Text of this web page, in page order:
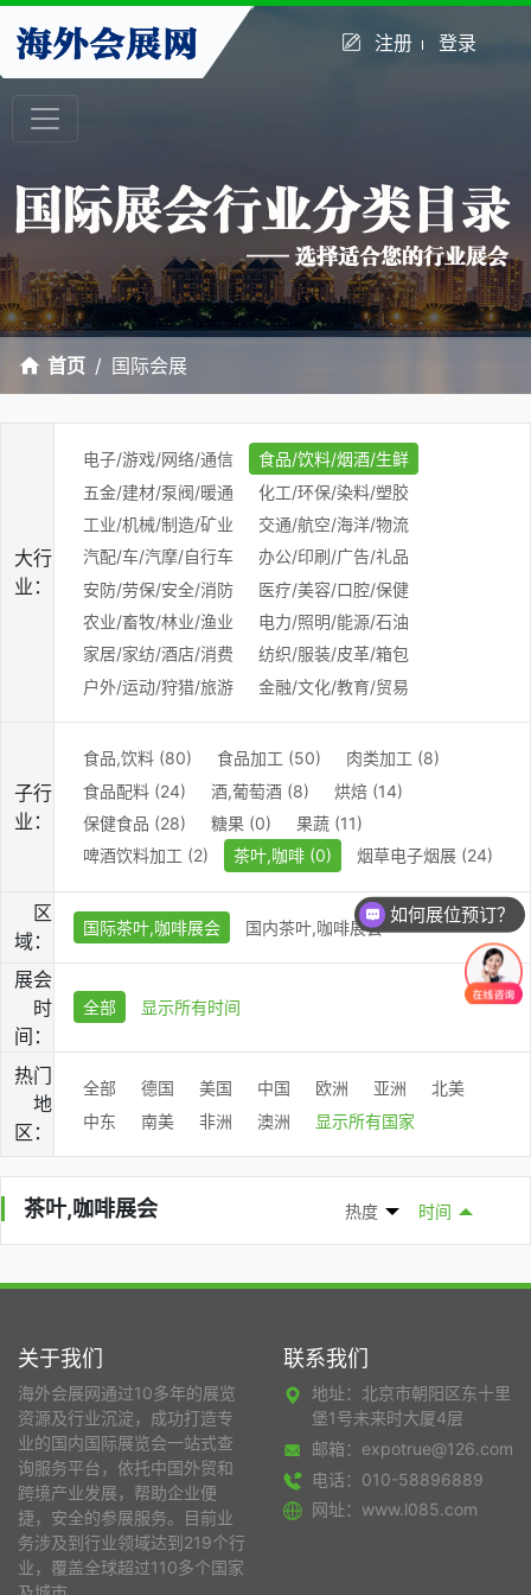
注册 登录
首页 国际会展
大行
业：
电子/游戏/网络/通信
食品/饮料/烟酒/生鲜
五金/建材/泵阀/暖通
化工/环保/染料/塑胶
工业/机械/制造/矿业
交通/航空/海洋/物流
汽配/车/汽摩/自行车
办公/印刷/广告/礼品
安防/劳保/安全/消防
医疗/美容/口腔/保健
农业/畜牧/林业/渔业
电力/照明/能源/石油
家居/家纺/酒店/消费
纺织/服装/皮革/箱包
户外/运动/狩猎/旅游
金融/文化/教育/贸易
子行
业：
食品,饮料 (80) 食品加工 (50)
肉类加工 (8)
食品配料 (24)
酒,葡萄酒 (8)
烘焙 (14)
保健食品 (28)
糖果 (0)
果蔬 (11)
啤酒饮料加工 (2)
茶叶,咖啡 (0) 烟草电子烟展 (24)
区
域：
国际茶叶,咖啡展会 国内茶叶,咖啡展会
展会
时
间：
全部 显示所有时间
热门
地
区：
全部 德国 美国 中国 欧洲 亚洲
北美
中东
南美 非洲 澳洲 显示所有国家
茶叶,咖啡展会 热度 时间
关于我们
海外会展网通过10多年的展览
资源及行业沉淀，成功打造专
业的国内国际展览会一站式查
询服务平台，依托中国外贸和
跨境产业发展，帮助企业便
捷，安全的参展服务。目前业
务涉及到行业领域达到219个行
业，覆盖全球超过110多个国家
联系我们
地址：北京市朝阳区东十里
堡1号未来时大厦4层
邮箱：expotrue@126.com
电话：010-58896889
网址：www.l085.com
如何展位预订？